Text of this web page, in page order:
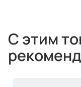
С этим